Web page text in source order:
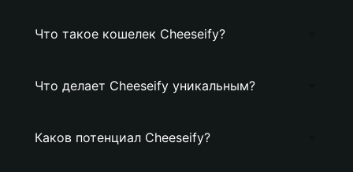
Что такое кошелек Cheeseify?
Что делает Cheeseify уникальным?
Каков потенциал Cheeseify?